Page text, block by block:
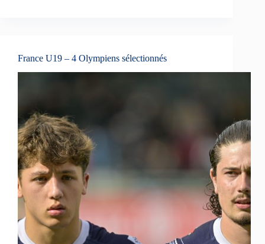
France U19 – 4 Olympiens sélectionnés